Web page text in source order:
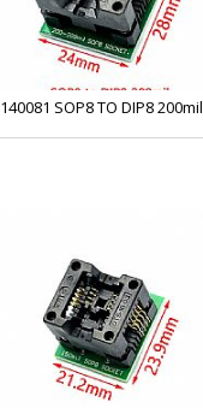
140081 SOP8 TO DIP8 200mil